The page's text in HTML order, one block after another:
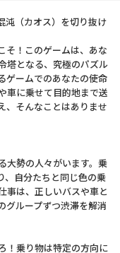
沌（カオス）を切り抜け
そ！このゲームは、あな
塔となる、究極のパズル
ゲームでのあなたの使命
車に乗せて目的地まで送
、そんなことはありませ
大勢の人々がいます。乗
、自分たちと同じ色の乗
事は、正しいバスや車と
グループずつ渋滞を解消
！乗り物は特定の方向に